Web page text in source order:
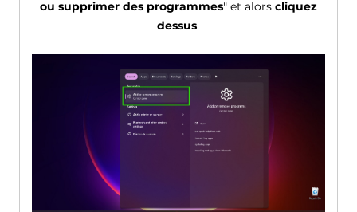
ou supprimer des programmes" et alors cliquez
dessus.